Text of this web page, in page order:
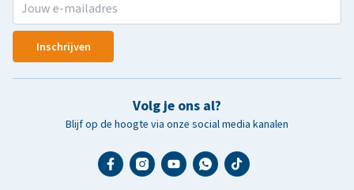
Inschrijven
Volg je ons al?
Blijf op de hoogte via onze social media kanalen